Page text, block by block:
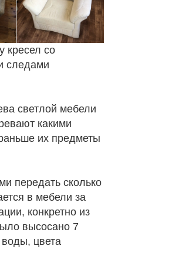
кресел со
следами
светлой мебели
какими
их предметы
передать сколько
в мебели за
конкретно из
высосано 7
воды, цвета